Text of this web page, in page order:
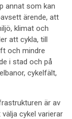
annat som kan
ärende, att
klimat och
att cykla, till
och mindre
i stad och på
cykelfält,
är av
cykel varierar